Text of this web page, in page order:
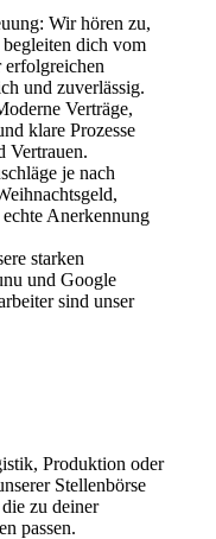
Wir hören zu,
dich vom
erfolgreichen
und zuverlässig.
Verträge,
klare Prozesse
Vertrauen.
je nach
Anerkennung
starken
und Google
sind unser
Produktion oder
Stellenbörse
zu deiner
passen.